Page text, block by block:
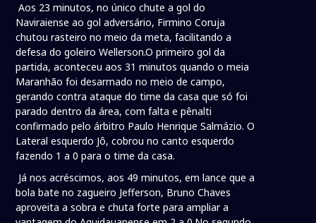
Aos 23 minutos, no único chute a gol do
Naviraiense ao gol adversário, Firmino Coruja
chutou rasteiro no meio da meta, facilitando a
defesa do goleiro Wellerson.O primeiro gol da
partida, aconteceu aos 31 minutos quando o meia
Maranhão foi desarmado no meio de campo,
gerando contra ataque do time da casa que só foi
parado dentro da área, com falta e pênalti
confirmado pelo árbitro Paulo Henrique Salmázio. O
Lateral esquerdo Jô, cobrou no canto esquerdo
fazendo 1 a 0 para o time da casa.
Já nos acréscimos, aos 49 minutos, em lance que a
bola bate no zagueiro Jefferson, Bruno Chaves
aproveita a sobra e chuta forte para ampliar a